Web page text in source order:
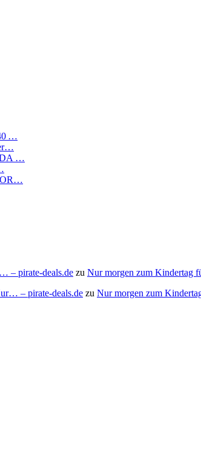
…
…
– pirate-deals.de zu Nur morgen zum Kindertag
– pirate-deals.de zu Nur morgen zum